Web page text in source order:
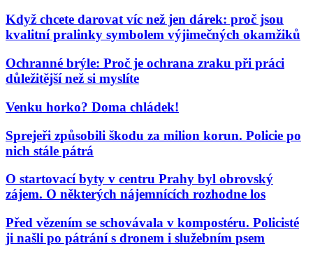
Když chcete darovat víc než jen dárek: proč jsou
kvalitní pralinky symbolem výjimečných okamžiků
Ochranné brýle: Proč je ochrana zraku při práci
důležitější než si myslíte
Venku horko? Doma chládek!
Sprejeři způsobili škodu za milion korun. Policie po
nich stále pátrá
O startovací byty v centru Prahy byl obrovský
zájem. O některých nájemnících rozhodne los
Před vězením se schovávala v kompostéru. Policisté
ji našli po pátrání s dronem i služebním psem